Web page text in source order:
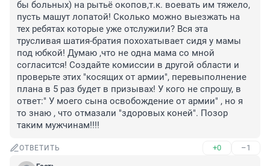
бы больных) на рытьё окопов,т.к. воевать им тяжело,
пусть машут лопатой! Сколько можно выезжать на
тех ребятах которые уже отслужили? Вся эта
трусливая шатия-братия похохатывает сидя у мамы
под юбкой! Думаю ,что не одна мама со мной
согласится! Создайте комиссии в другой области и
проверьте этих "косящих от армии", перевыполнение
плана в 5 раз будет в призывах! У кого не спрошу, в
ответ:" У моего сына освобождение от армии" , но я
то знаю , что отмазали "здоровых коней". Позор
таким мужчинам!!!!
ОТВЕТИТЬ +0 –1